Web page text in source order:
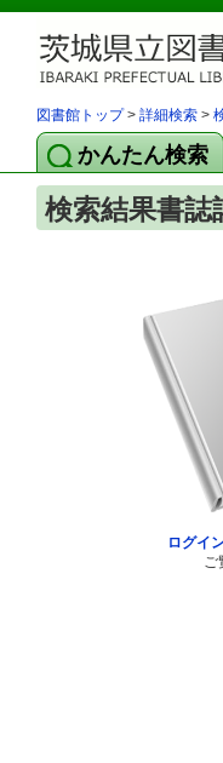
図書館トップ> 詳細検索 >
かんたん検索
検索結果書誌
ログイ
ご